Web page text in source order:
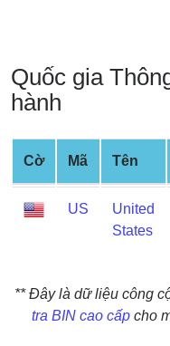
Credit
Card
from
Credit
Checker
Service
is
My
Quốc gia
hành
Cờ Mã Tên
US
United
States
** Đây là dữ liệu công
tra BIN cao cấp cho